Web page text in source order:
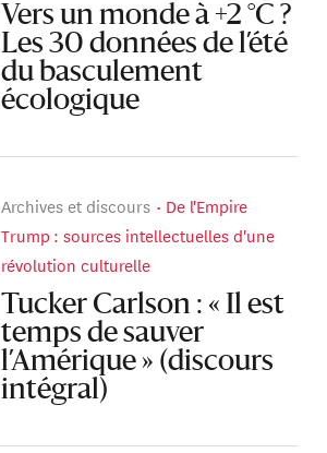
Vers un monde à +2 °C ?
Les 30 données de l’été
du basculement
écologique
Archives et discours
De l'Empire
Trump : sources intellectuelles d'une
révolution culturelle
Tucker Carlson : « Il est
temps de sauver
l’Amérique » (discours
intégral)